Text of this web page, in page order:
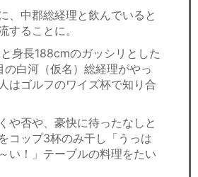
、中郡総経理と飲んでいると
することに。
身長188cmのガッシリとした
の白河（仮名）総経理がやっ
はゴルフのワイズ杯で知り合
や否や、豪快に待ったなしと
コップ3杯のみ干し「うっは
い！」テーブルの料理をたい